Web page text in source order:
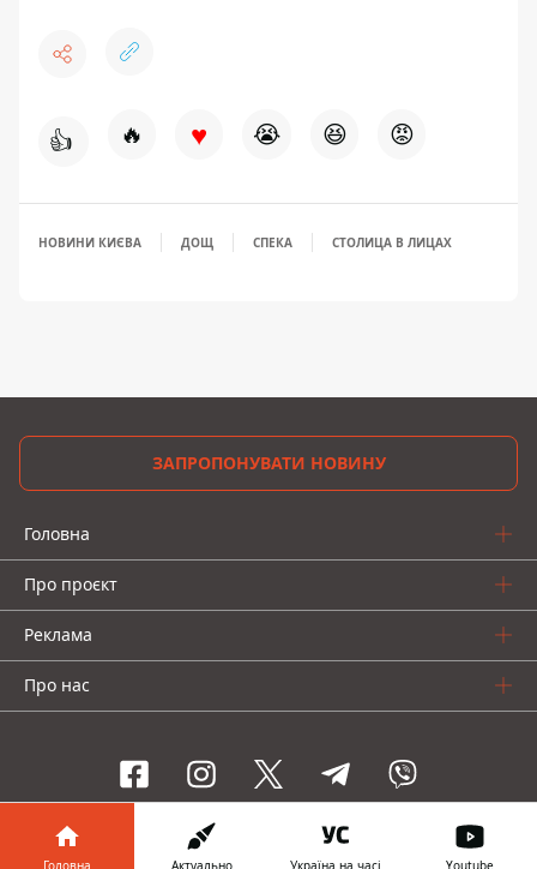
👍 🔥 ♥ 😭 😆 😡
НОВИНИ КИЄВА ДОЩ СПЕКА СТОЛИЦА В ЛИЦАХ
ЗАПРОПОНУВАТИ НОВИНУ
Головна
Про проєкт
Реклама
Про нас
Інформатор проекти
Головна Актуально Україна на часі Youtube